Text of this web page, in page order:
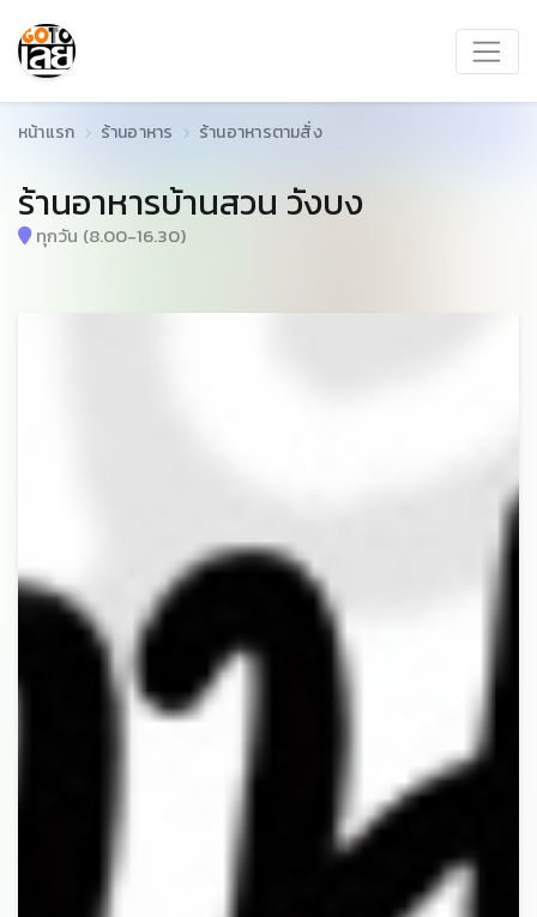
หน้าแรก ร้านอาหาร ร้านอาหารตามสั่ง
ร้านอาหารบ้านสวน วังบง
ทุกวัน (8.00-16.30)